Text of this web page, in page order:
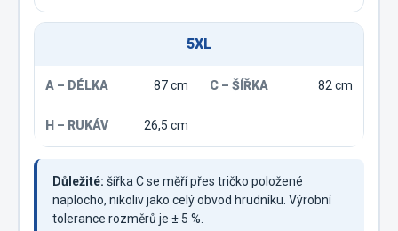
5XL
87 cm 82 cm
26,5 cm
Důležité: šířka C se měří přes tričko položené
naplocho, nikoliv jako celý obvod hrudníku. Výrobní
tolerance rozměrů je ± 5 %.